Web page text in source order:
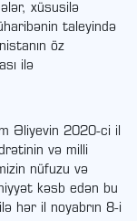
xüsusilə
taleyində
öz
ilə
Əliyevin 2020-ci il
və milli
nüfuzu və
kəsb edən bu
hər il noyabrın 8-i